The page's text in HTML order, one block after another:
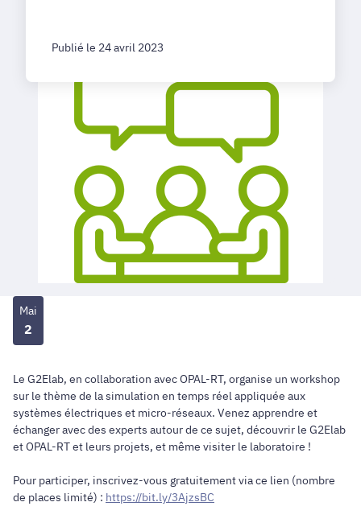
Publié le 24 avril 2023
Mai
2
Le G2Elab, en collaboration avec OPAL-RT, organise un workshop
sur le thème de la simulation en temps réel appliquée aux
systèmes électriques et micro-réseaux. Venez apprendre et
échanger avec des experts autour de ce sujet, découvrir le G2Elab
et OPAL-RT et leurs projets, et même visiter le laboratoire !
Pour participer, inscrivez-vous gratuitement via ce lien (nombre
de places limité) : https://bit.ly/3AjzsBC